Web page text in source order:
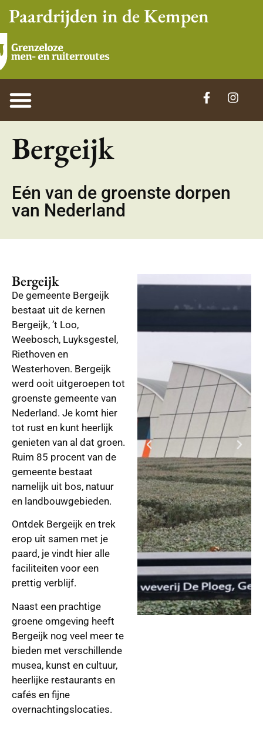
Paardrijden in de Kempen
Bergeijk
Eén van de groenste dorpen
van Nederland
Bergeijk
De gemeente Bergeijk
bestaat uit de kernen
Bergeijk, ’t Loo,
Weebosch, Luyksgestel,
Riethoven en
Westerhoven. Bergeijk
werd ooit uitgeroepen tot
groenste gemeente van
Nederland. Je komt hier
tot rust en kunt heerlijk
genieten van al dat groen.
Ruim 85 procent van de
gemeente bestaat
namelijk uit bos, natuur
en landbouwgebieden.
Ontdek Bergeijk en trek
erop uit samen met je
paard, je vindt hier alle
faciliteiten voor een
prettig verblijf.
Naast een prachtige
groene omgeving heeft
Bergeijk nog veel meer te
bieden met verschillende
musea, kunst en cultuur,
heerlijke restaurants en
cafés en fijne
overnachtingslocaties.